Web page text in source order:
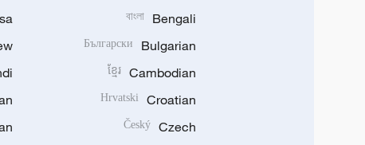
Bengali
বাংলা
Bulgarian
Български
Cambodian
ខ្មែរ
Croatian
Hrvatski
Czech
Český